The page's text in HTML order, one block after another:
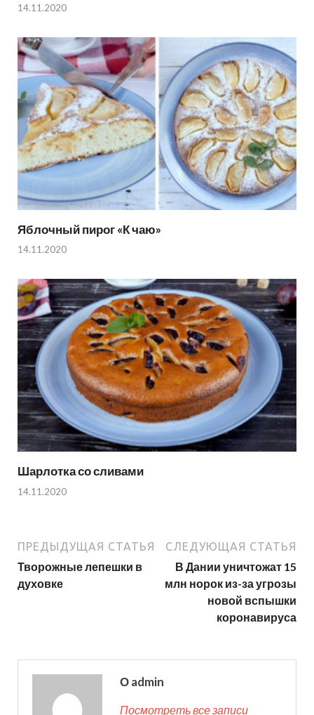
14.11.2020
Яблочный пирог «К чаю»
14.11.2020
Шарлотка со сливами
14.11.2020
ПРЕДЫДУЩАЯ СТАТЬЯ
Творожные лепешки в
духовке
СЛЕДУЮЩАЯ СТАТЬЯ
В Дании уничтожат 15
млн норок из-за угрозы
новой вспышки
коронавируса
О admin
Посмотреть все записи